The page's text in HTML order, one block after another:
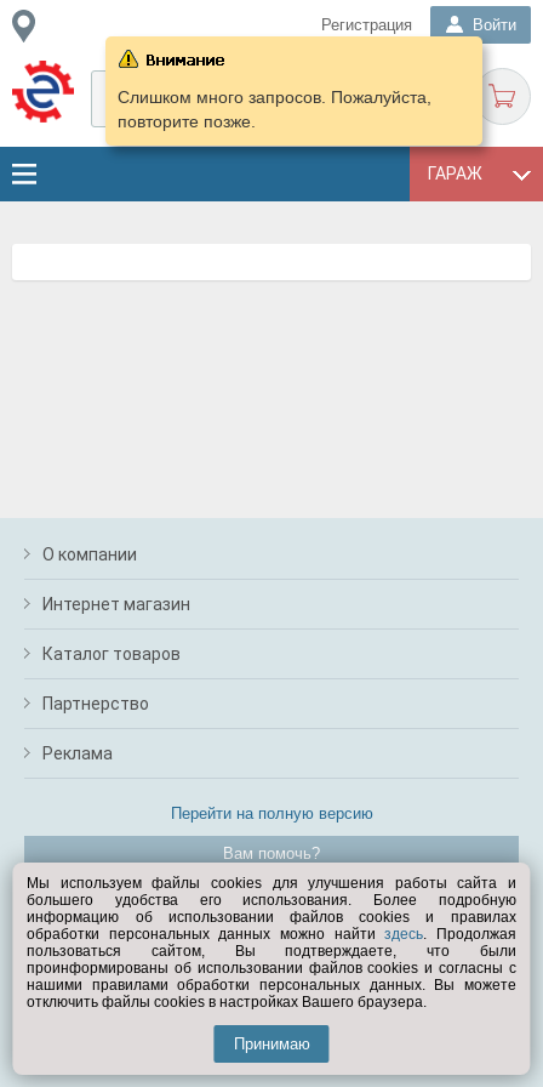
Регистрация Войти
ГАРАЖ
Слишком много запросов. Пожалуйста,
повторите позже.
О компании
Интернет магазин
Каталог товаров
Партнерство
Реклама
Перейти на полную версию
Вам помочь?
© Exist.ru 1998—2026
Мы используем файлы cookies для улучшения работы сайта и
большего удобства его использования. Более подробную
информацию об использовании файлов cookies и правилах
обработки персональных данных можно найтиздесь. Продолжая
пользоваться сайтом, Вы подтверждаете, что были
проинформированы об использовании файлов cookies и согласны с
нашими правилами обработки персональных данных. Вы можете
отключить файлы cookies в настройках Вашего браузера.
Принимаю